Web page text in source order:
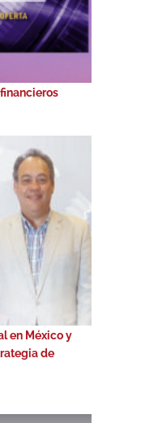
en México y
de